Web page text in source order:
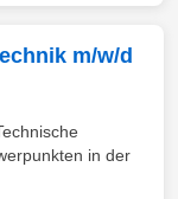
m/w/d
in der